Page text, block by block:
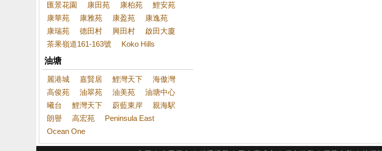
匯景花園 康田苑 康柏苑
鯉安苑
康華苑
康雅苑 康盈苑
康逸苑
康瑞苑
德田村 興田村
啟田大廈
茶果嶺道161-163號
Koko Hills
油塘
麗港城 嘉賢居 鯉灣天下
海傲灣
高俊苑
油翠苑 油美苑
油塘中心
曦台
鯉灣天下 蔚藍東岸
親海駅
朗譽
高宏苑
Peninsula East
Ocean One